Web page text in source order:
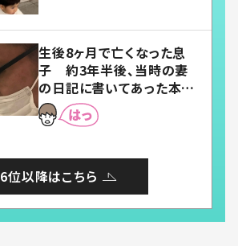
生後8ヶ月で亡くなった息
子 約3年半後、当時の妻
の日記に書いてあった本音
とは
6位以降はこちら